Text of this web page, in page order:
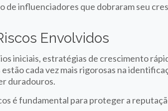
de influenciadores que dobraram seu
Envolvidos
iniciais, estratégias de crescimento
cada vez mais rigorosas na
duradouros.
é fundamental para proteger a